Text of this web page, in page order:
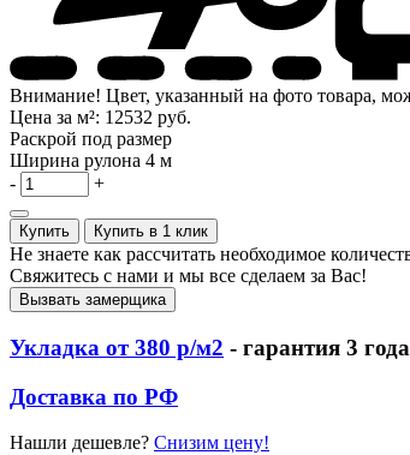
Внимание! Цвет, указанный на фото товара,
Цена за м²: 12532 руб.
Раскрой под размер
Ширина рулона 4 м
-
+
Купить Купить в 1 клик
Не знаете как рассчитать необходимое
Свяжитесь с нами и мы все сделаем за Вас!
Вызвать замерщика
Укладка от 380 р/м2 - гарантия 3
Доставка по РФ
Нашли дешевле? Снизим цену!